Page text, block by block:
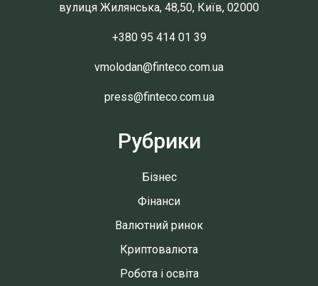
вулиця Жилянська, 48,50, Київ, 02000
+380 95 414 01 39
vmolodan@finteco.com.ua
press@finteco.com.ua
Рубрики
Бізнес
Фінанси
Валютний ринок
Криптовалюта
Робота і освіта